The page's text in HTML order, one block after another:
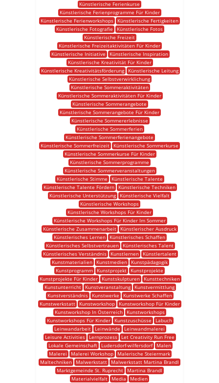
Künstlerische Ferienkurse
Künstlerische Ferienprogramme Für Kinder
Künstlerische Ferienworkshops
Künstlerische Fertigkeiten
Künstlerische Fotografie
Künstlerische Fotos
Künstlerische Freizeit
Künstlerische Freizeitaktivitäten Für Kinder
Künstlerische Initiative
Künstlerische Inspiration
Künstlerische Kreativität Für Kinder
Künstlerische Kreativitätsförderung
Künstlerische Leitung
Künstlerische Selbstverwirklichung
Künstlerische Sommeraktivitäten
Künstlerische Sommeraktivitäten Für Kinder
Künstlerische Sommerangebote
Künstlerische Sommerangebote Für Kinder
Künstlerische Sommererlebnisse
Künstlerische Sommerferien
Künstlerische Sommerferienangebote
Künstlerische Sommerfreizeit
Künstlerische Sommerkurse
Künstlerische Sommerkurse Für Kinder
Künstlerische Sommerprogramme
Künstlerische Sommerveranstaltungen
Künstlerische Stimme
Künstlerische Talente
Künstlerische Talente Fördern
Künstlerische Techniken
Künstlerische Unterstützung
Künstlerische Vielfalt
Künstlerische Workshops
Künstlerische Workshops Für Kinder
Künstlerische Workshops Für Kinder Im Sommer
Künstlerische Zusammenarbeit
Künstlerischer Ausdruck
Künstlerisches Lernen
Künstlerisches Schaffen
Künstlerisches Selbstvertrauen
Künstlerisches Talent
Künstlerisches Verständnis
Kunstlernen
Künstlertalent
Kunstmaterialien
Kunstmedien
Kunstpädagogik
Kunstprogramm
Kunstprojekt
Kunstprojekte
Kunstprojekte Für Kinder
Kunstskulpturen
Kunsttechniken
Kunstunterricht
Kunstveranstaltung
Kunstvermittlung
Kunstverständnis
Kunstwerke
Kunstwerke Schaffen
Kunstwerkstatt
Kunstworkshop
Kunstworkshop Für Kinder
Kunstworkshop In Österreich
Kunstworkshops
Kunstworkshops Für Kinder
Kunstzuschüsse
Labuch
Leinwandarbeit
Leinwände
Leinwandmalerei
Leisure Activities
Lernprozess
Let Creativity Run Free
Lokale Gemeinschaft
Ludersdorf-wilfersdorf
Malen
Malerei
Malerei Workshop
Malerische Steiermark
Maltechniken
Malwerkstatt
Malwerkstatt Martina Brandl
Marktgemeinde St. Ruprecht
Martina Brandl
Materialvielfalt
Media
Medien